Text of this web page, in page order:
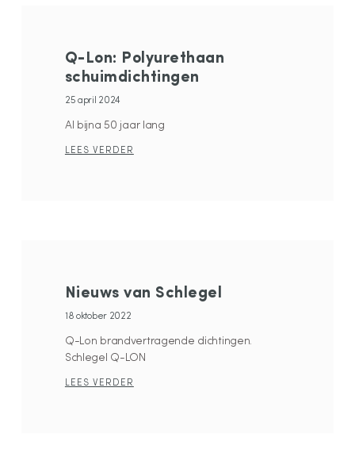
Q-Lon: Polyurethaan
schuimdichtingen
25 april 2024
Al bijna 50 jaar lang
LEES VERDER
Nieuws van Schlegel
18 oktober 2022
Q-Lon brandvertragende dichtingen.
Schlegel Q-LON
LEES VERDER